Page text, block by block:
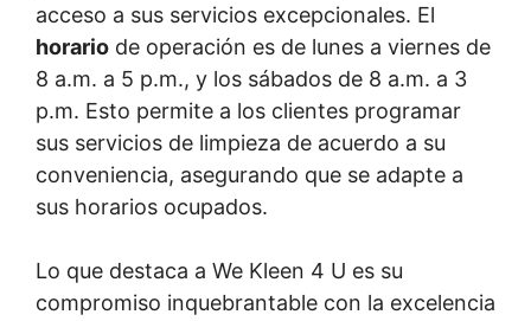
acceso a sus servicios excepcionales. El
horario de operación es de lunes a viernes de
8 a.m. a 5 p.m., y los sábados de 8 a.m. a 3
p.m. Esto permite a los clientes programar
sus servicios de limpieza de acuerdo a su
conveniencia, asegurando que se adapte a
sus horarios ocupados.
Lo que destaca a We Kleen 4 U es su
compromiso inquebrantable con la excelencia